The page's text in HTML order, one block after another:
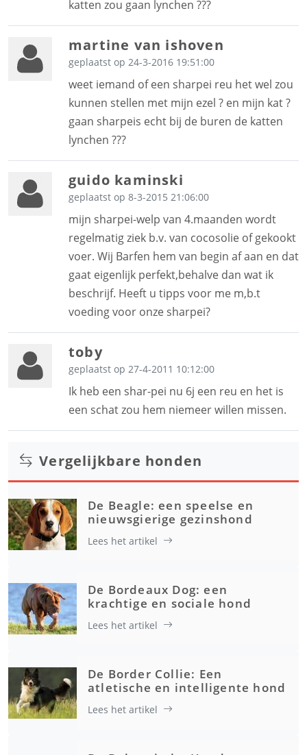
katten zou gaan lynchen ???
martine van ishoven
geplaatst op 24-3-2016 19:51:00
weet iemand of een sharpei reu het wel zou
kunnen stellen met mijn ezel ? en mijn kat ?
gaan sharpeis echt bij de buren de katten
lynchen ???
guido kaminski
geplaatst op 8-3-2015 21:06:00
mijn sharpei-welp van 4.maanden wordt
regelmatig ziek b.v. van cocosolie of gekookt
voer. Wij Barfen hem van begin af aan en dat
gaat eigenlijk perfekt,behalve dan wat ik
beschrijf. Heeft u tipps voor me m,b.t
voeding voor onze sharpei?
toby
geplaatst op 27-4-2011 10:12:00
Ik heb een shar-pei nu 6j een reu en het is
een schat zou hem niemeer willen missen.
Vergelijkbare honden
De Beagle: een speelse en
nieuwsgierige gezinshond
Lees het artikel
De Bordeaux Dog: een
krachtige en sociale hond
Lees het artikel
De Border Collie: Een
atletische en intelligente hond
Lees het artikel